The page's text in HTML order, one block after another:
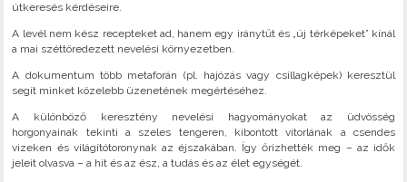
útkeresés kérdéseire.
A levél nem kész recepteket ad, hanem egy iránytűt és „új térképeket” kínál
a mai széttöredezett nevelési környezetben.
A dokumentum több metaforán (pl. hajózás vagy csillagképek) keresztül
segít minket közelebb üzenetének megértéséhez.
A különböző keresztény nevelési hagyományokat az üdvösség
horgonyainak tekinti a szeles tengeren, kibontott vitorlának a csendes
vizeken és világítótoronynak az éjszakában. Így őrizhették meg – az idők
jeleit olvasva – a hit és az ész, a tudás és az élet egységét.